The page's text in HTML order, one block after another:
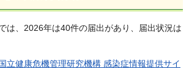
は、2026年は40件の届出があり、届出状況は
国立健康危機管理研究機構 感染症情報提供サイ